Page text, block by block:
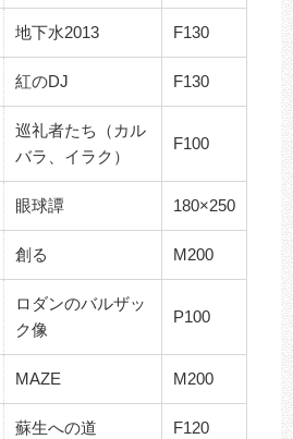
地下水2013 F130
紅のDJ F130
巡礼者たち（カル
バラ、イラク）
F100
眼球譚 180×250
創る M200
ロダンのバルザッ
ク像
P100
MAZE M200
蘇生への道 F120